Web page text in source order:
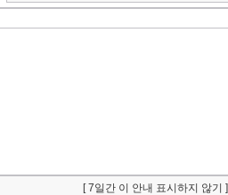
[ 7일간 이 안내 표시하지 않기 ]